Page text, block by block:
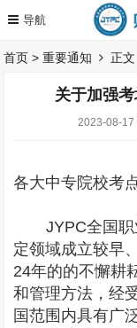
首页 >重要通知 正文
关于加强
2023-08-17
各大中专院校考
JYPC全国
定领域成立较早
24年的的不懈耕
和管理方法，经
国范围内具有广